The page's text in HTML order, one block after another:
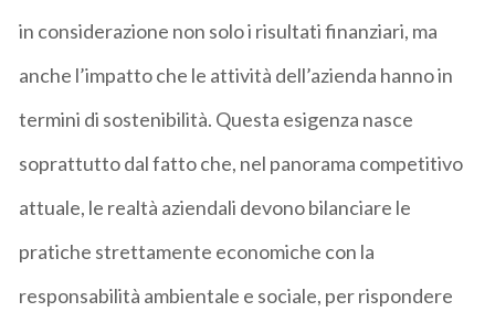
in considerazione non solo i risultati finanziari, ma
anche l’impatto che le attività dell’azienda hanno in
termini di sostenibilità. Questa esigenza nasce
soprattutto dal fatto che, nel panorama competitivo
attuale, le realtà aziendali devono bilanciare le
pratiche strettamente economiche con la
responsabilità ambientale e sociale, per rispondere